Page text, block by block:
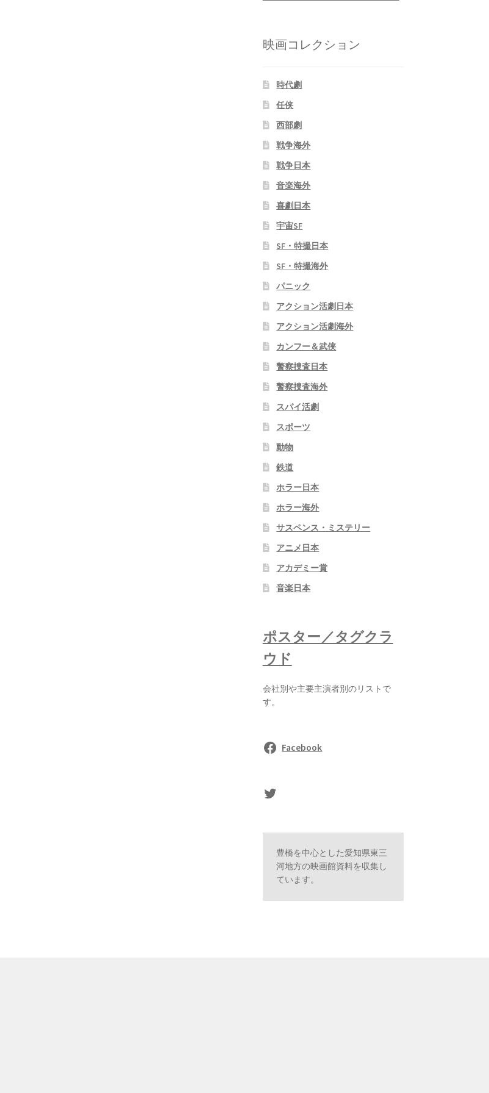
映画コレクション
時代劇
任侠
西部劇
戦争海外
戦争日本
音楽海外
喜劇日本
宇宙SF
SF・特撮日本
SF・特撮海外
パニック
アクション活劇日本
アクション活劇海外
カンフー＆武侠
警察捜査日本
警察捜査海外
スパイ活劇
スポーツ
動物
鉄道
ホラー日本
ホラー海外
サスペンス・ミステリー
アニメ日本
アカデミー賞
音楽日本
ポスター／タグクラ
ウド
会社別や主要主演者別のリストで
す。
Facebook
sasaki's Twitter
豊橋を中心とした愛知県東三
河地方の映画館資料を収集し
ています。